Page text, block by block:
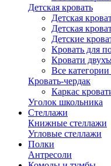
Детская кровать
Детская
Детская
Детские
Кровать для
Кровати
Все
Кровать-чердак
Каркас
Уголок школьника
Стеллажи
Книжные стеллажи
Угловые стеллажи
Полки
Антресоли